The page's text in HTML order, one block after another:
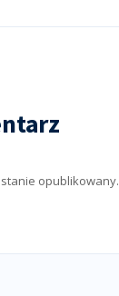
opublikowany.